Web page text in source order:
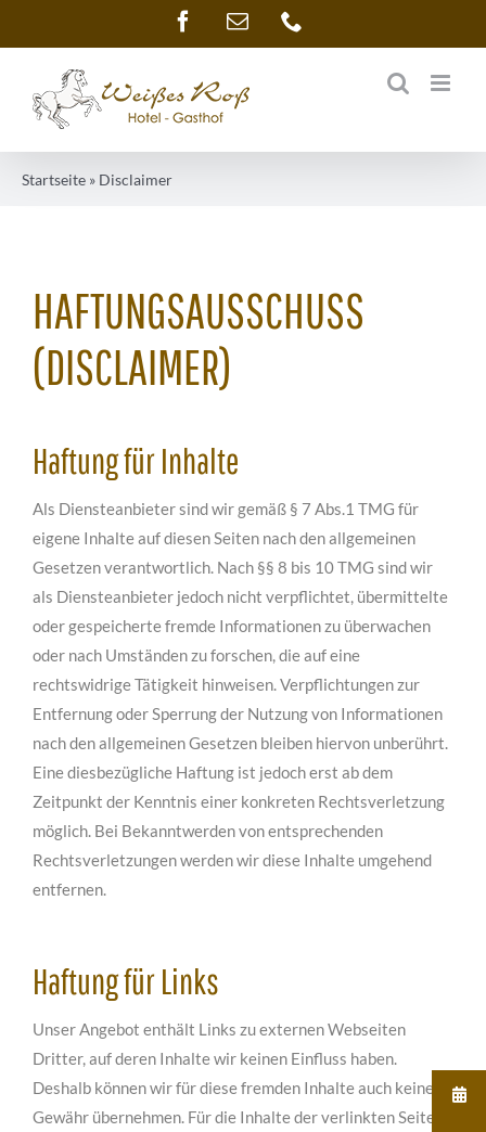
Facebook
E-
Startseite » Disclaimer
HAFTUNGSAUSSCHUSS
(DISCLAIMER)
Haftung für Inhalte
Als Diensteanbieter sind wir gemäß § 7 Abs.1 TMG für
eigene Inhalte auf diesen Seiten nach den allgemeinen
Gesetzen verantwortlich. Nach §§ 8 bis 10 TMG sind wir
als Diensteanbieter jedoch nicht verpflichtet, übermittelte
oder gespeicherte fremde Informationen zu überwachen
oder nach Umständen zu forschen, die auf eine
rechtswidrige Tätigkeit hinweisen. Verpflichtungen zur
Entfernung oder Sperrung der Nutzung von Informationen
nach den allgemeinen Gesetzen bleiben hiervon unberührt.
Eine diesbezügliche Haftung ist jedoch erst ab dem
Zeitpunkt der Kenntnis einer konkreten Rechtsverletzung
möglich. Bei Bekanntwerden von entsprechenden
Rechtsverletzungen werden wir diese Inhalte umgehend
entfernen.
Haftung für Links
Unser Angebot enthält Links zu externen Webseiten
Dritter, auf deren Inhalte wir keinen Einfluss haben.
Deshalb können wir für diese fremden Inhalte auch keine
Gewähr übernehmen. Für die Inhalte der verlinkten Seiten